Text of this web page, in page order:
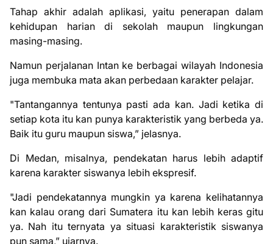
Tahap akhir adalah aplikasi, yaitu penerapan dalam
kehidupan harian di sekolah maupun lingkungan
masing-masing.
Namun perjalanan Intan ke berbagai wilayah Indonesia
juga membuka mata akan perbedaan karakter pelajar.
"Tantangannya tentunya pasti ada kan. Jadi ketika di
setiap kota itu kan punya karakteristik yang berbeda ya.
Baik itu guru maupun siswa,” jelasnya.
Di Medan, misalnya, pendekatan harus lebih adaptif
karena karakter siswanya lebih ekspresif.
"Jadi pendekatannya mungkin ya karena kelihatannya
kan kalau orang dari Sumatera itu kan lebih keras gitu
ya. Nah itu ternyata ya situasi karakteristik siswanya
pun sama,” ujarnya.